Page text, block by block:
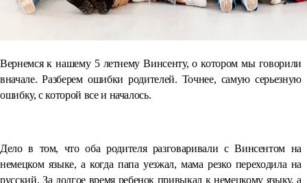
Вернемся к нашему 5 летнему Винсенту, о котором мы говорили
вначале. Разберем ошибки родителей. Точнее, самую серьезную
ошибку, с которой все и началось.
Дело в том, что оба родителя разговаривали с Винсентом на
немецком языке, а когда папа уезжал, мама резко переходила на
русский. За долгое время ребенок привыкал к немецкому языку, а